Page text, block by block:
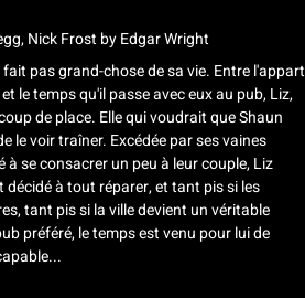
,Nick Frost byEdgar Wright
pas grand-chose de sa vie. Entre l'appart
le temps qu'il passe avec eux au pub, Liz,
de place. Elle qui voudrait que Shaun
le voir traîner. Excédée par ses vaines
se consacrer un peu à leur couple, Liz
décidé à tout réparer, et tant pis si les
tant pis si la ville devient un véritable
préféré, le temps est venu pour lui de